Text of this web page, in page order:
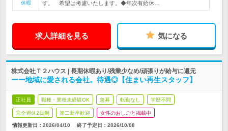
休暇 す。 希望は考慮いたします。◆年次有給休…
求人詳細を見る 気になる
株式会社Ｔ２ハウス | 長期休暇あり/残業少なめ/頑張りが給与に還元
ーー地域に愛される会社。待遇◎【住まい再生スタッフ】
正社員 職種・業種未経験OK 急募 転勤なし 学歴不問
完全週休2日制 第二新卒歓迎 女性のおしごと掲載中
情報更新日：2026/04/10 終了予定日： 2026/10/08